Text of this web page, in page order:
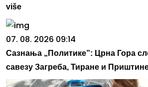
više
07. 08. 2026 09:14
Сазнања „Политике”: Црна Гора
савезу Загреба, Тиране и